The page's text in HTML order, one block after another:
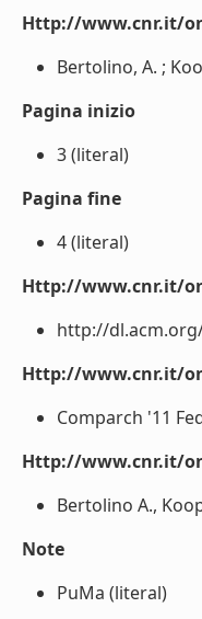
Http://www.cnr.it/
Bertolino, A. ;
Pagina inizio
3 (literal)
Pagina fine
4 (literal)
Http://www.cnr.it/
http://
Http://www.cnr.it/
Comparch '11
Http://www.cnr.it/
Bertolino A.,
Note
PuMa (literal)